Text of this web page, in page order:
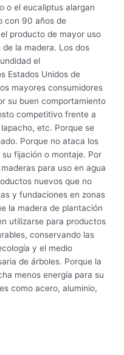
o el eucaliptus alargan
con 90 años de
producto de mayor uso
la madera. Los dos
el
Estados Unidos de
mayores consumidores
su buen comportamiento
competitivo frente a
etc. Porque se
Porque no ataca los
fijación o montaje. Por
para uso en agua
nuevos que no
y fundaciones en zonas
la madera de plantación
utilizarse para productos
conservando las
y el medio
de árboles. Porque la
menos energía para su
como acero, aluminio,